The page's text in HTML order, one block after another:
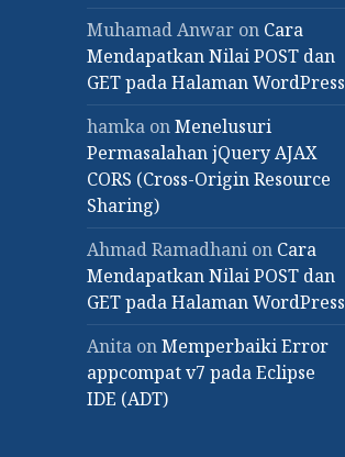
Muhamad Anwar on Cara
Mendapatkan Nilai POST dan
GET pada Halaman WordPress
hamka onMenelusuri
Permasalahan jQuery AJAX
CORS (Cross-Origin Resource
Sharing)
Ahmad Ramadhani on Cara
Mendapatkan Nilai POST dan
GET pada Halaman WordPress
Anita onMemperbaiki Error
appcompat v7 pada Eclipse
IDE (ADT)